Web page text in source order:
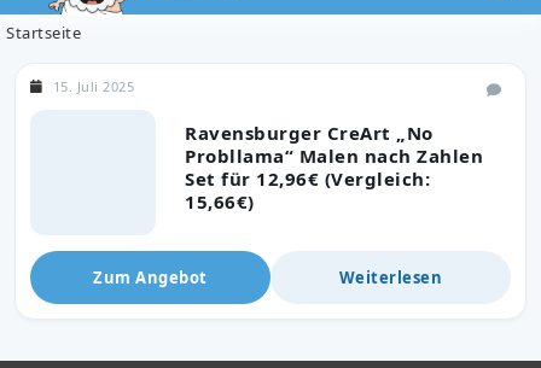
Startseite
Ravensburger CreArt „No
Probllama“ Malen nach Zahlen
Set für 12,96€ (Vergleich:
15,66€)
15. Juli 2025
Zum Angebot Weiterlesen